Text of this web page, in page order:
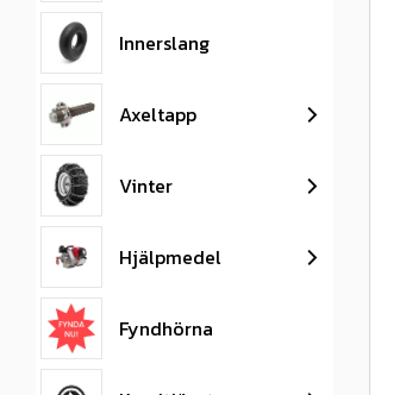
Innerslang
Axeltapp
Vinter
Hjälpmedel
Fyndhörna